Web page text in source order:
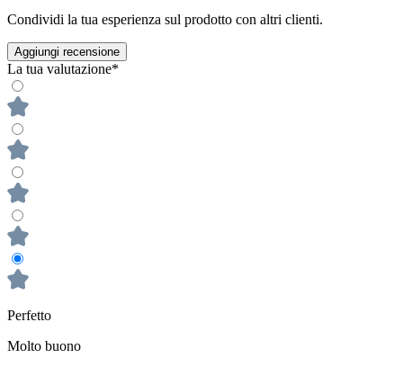
Condividi la tua esperienza sul prodotto con altri clienti.
Aggiungi recensione
La tua valutazione*
Perfetto
Molto buono